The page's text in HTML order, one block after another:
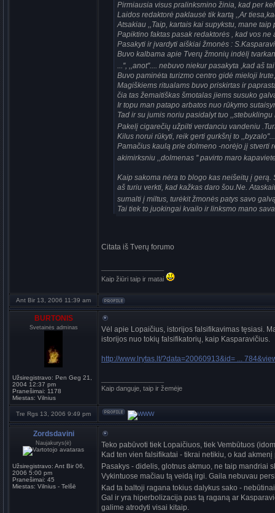
Pirmiausia visus pralinksmino žinia, kad per
Laidos redaktorė paklausė tik kartą ,,Ar
Atsakiau ,,Taip, kartais kai supykstu, mane
Papiktino faktas pasak redaktorės , kad vos ne
Pasakyti ir įvardyti aiškiai žmonės :
Buvo kalbama apie Tverų žmonių indėlį
...'', ,,anot''.... nebuvo niekur pasakyta ,kad aš
Buvo paminėta turizmo centro gidė mieloji
Magiškiems ritualams buvo priskirtas ir
čia tas žemaitiškas šmotalas jiems susuko
Ir topu man patapo arbatos nuo rūkymo
Tad ir su jumis noriu pasidalyt tuo ,,stebuklingu
Pakelį cigarečių užpilti verdanciu vandeniu
Kilus norui rūkyti, reik gerti gurkšnį to
Pamačius kaulą prie dolmeno -norėjo jį stverti
akimirksniu ,,dolmenas '' pavirto maro
Kaip sakoma nėra to blogo kas neišeitų į
aš turiu verkti, kad kažkas daro šou.Ne.
sumalti į miltus, turėkit žmonės patys savo
Tai tiek to juokingai kvailo ir linksmo mano
Citata iš Tverų forumo
Kaip žiūri taip ir matai
Ant Bir 13, 2006 11:39 am
BURTONIS
Svetainės adminas
Užsiregistravo: Pen Geg 21,
2004 12:37 pm
Pranešimai: 1178
Miestas: Vilnius
Vėl apie Lopaičius, istorijos falsifikavimas tęsiasi.
istorijos nuo tokių falsifikatorių, kaip Kasparavičius.
http://www.lrytas.lt/?data=20060913&id= ...
Kaip danguje, taip ir žemėje
Tre Rgs 13, 2006 9:49 pm
Zordsdavini
Naujakurys(ė)
Užsiregistravo: Ant Bir 06,
2006 5:00 pm
Pranešimai: 45
Miestas: Vilnius - Telšē
Teko pabūvoti tiek Lopaičiuos, tiek Vembūtuos
Kad ten vien falsifikatai - tikrai netikiu, o kad
Pasakys - didelis, glotnus akmuo, ne taip mandriai
Vykintuose mačiau tą veidą irgi. Gaila nebuvau
Kad ta baltoji ragana tokius dalykus sako -
Gal ir yra hiperbolizacija pas tą raganą ar
galime atrodyti visai kitaip.